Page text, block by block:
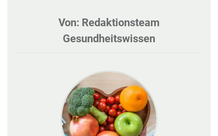
Von: Redaktionsteam
Gesundheitswissen